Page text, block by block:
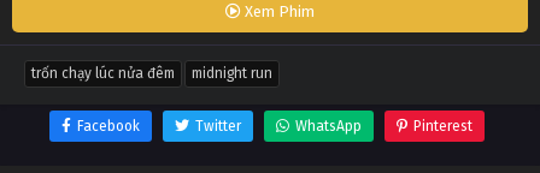
Xem Phim
trốn chạy lúc nửa đêm midnight run
Facebook Twitter WhatsApp Pinterest